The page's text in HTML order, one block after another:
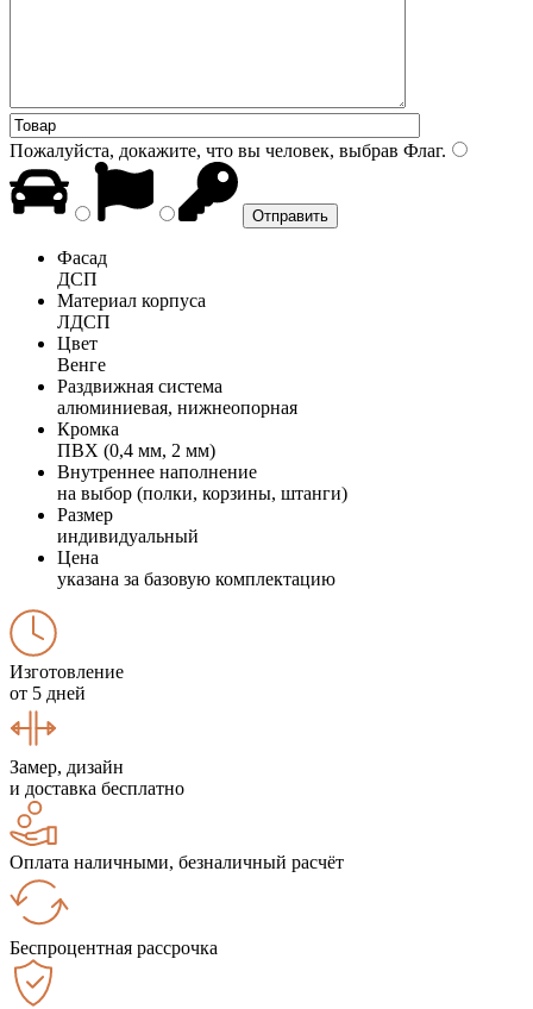
Пожалуйста, докажите, что вы человек, выбрав Флаг.
Фасад
ДСП
Материал корпуса
ЛДСП
Цвет
Венге
Раздвижная система
алюминиевая, нижнеопорная
Кромка
ПВХ (0,4 мм, 2 мм)
Внутреннее наполнение
на выбор (полки, корзины, штанги)
Размер
индивидуальный
Цена
указана за базовую комплектацию
Изготовление
от 5 дней
Замер, дизайн
и доставка бесплатно
Оплата наличными, безналичный расчёт
Беспроцентная рассрочка